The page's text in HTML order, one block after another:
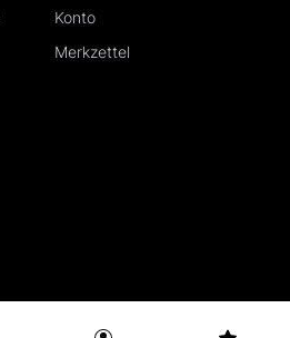
Konto
Merkzettel